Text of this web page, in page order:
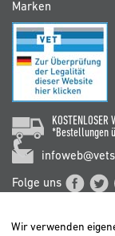
Marken
KOSTENLOSER
*Bestellungen
Folge uns
Wir verwenden